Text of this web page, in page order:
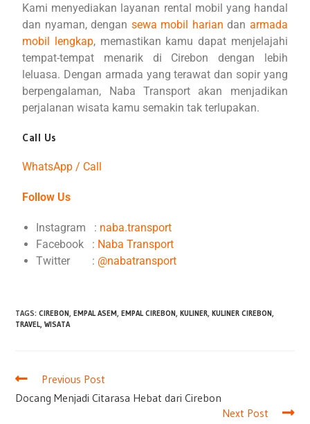
Kami menyediakan layanan rental mobil yang handal
dan nyaman, dengan sewa mobil harian dan armada
mobil lengkap, memastikan kamu dapat menjelajahi
tempat-tempat menarik di Cirebon dengan lebih
leluasa. Dengan armada yang terawat dan sopir yang
berpengalaman, Naba Transport akan menjadikan
perjalanan wisata kamu semakin tak terlupakan.
Call Us
WhatsApp / Call
Follow Us
Instagram : naba.transport
Facebook : Naba Transport
Twitter : @nabatransport
TAGS:CIREBON, EMPAL ASEM, EMPAL CIREBON, KULINER, KULINER CIREBON,
TRAVEL, WISATA
Previous Post
Docang Menjadi Citarasa Hebat dari Cirebon
Next Post